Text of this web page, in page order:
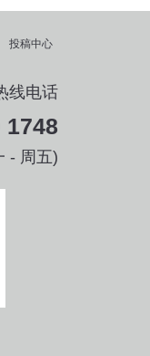
投稿中心
线电话
1748
- 周五)